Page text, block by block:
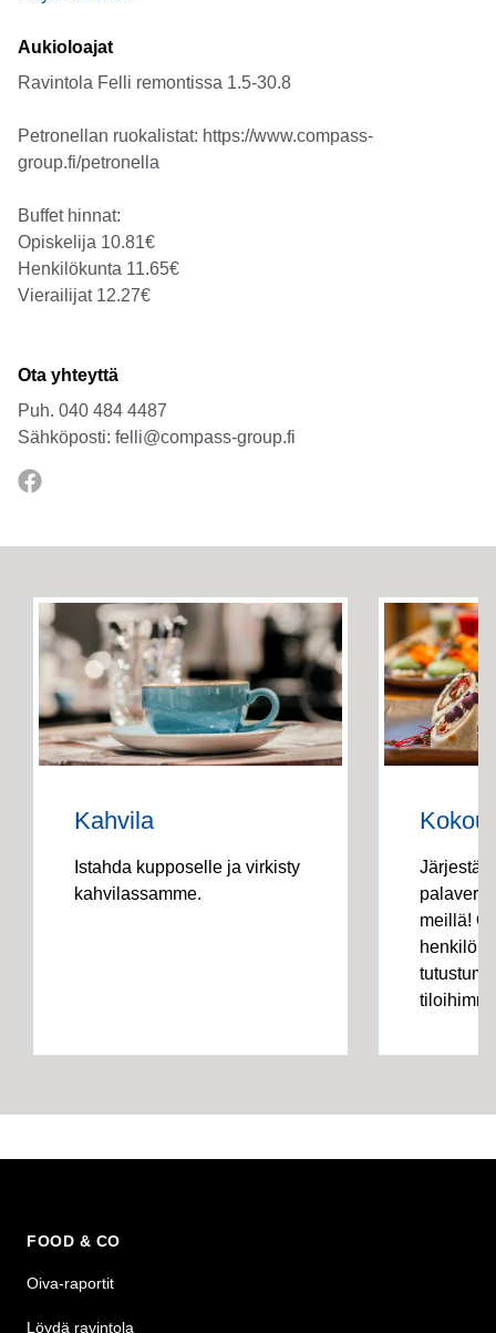
Aukioloajat
Ravintola Felli remontissa 1.5-30.8
Petronellan ruokalistat: https://www.compass-
group.fi/petronella
Buffet hinnat:
Opiskelija 10.81€
Henkilökunta 11.65€
Vierailijat 12.27€
Ota yhteyttä
Puh. 040 484 4487
Sähköposti: felli@compass-group.fi
Kahvila
Istahda kupposelle ja virkisty
kahvilassamme.
Järjestä
palaveri
meillä!
FOOD & CO
Oiva-raportit
Löydä ravintola